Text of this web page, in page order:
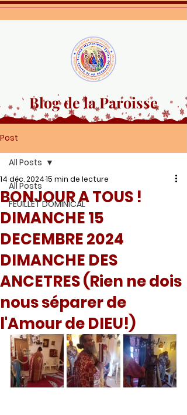
Blog de la Paroisse
Post
All Posts
FEUILLET DOMINICAL
All Posts
BONJOUR A TOUS !
DIMANCHE 15
DECEMBRE 2024
DIMANCHE DES
ANCETRES (Rien ne dois
nous séparer de
l'Amour de DIEU!)
14 déc. 202415 min de lecture